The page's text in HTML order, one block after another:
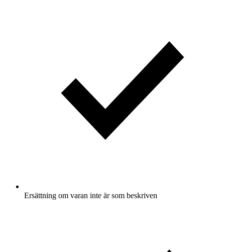
Ersättning om varan inte är som beskriven